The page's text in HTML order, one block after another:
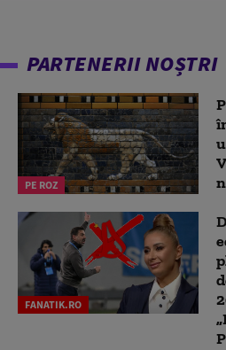
PARTENERII NOȘTRI
PE ROZ
FANATIK.RO